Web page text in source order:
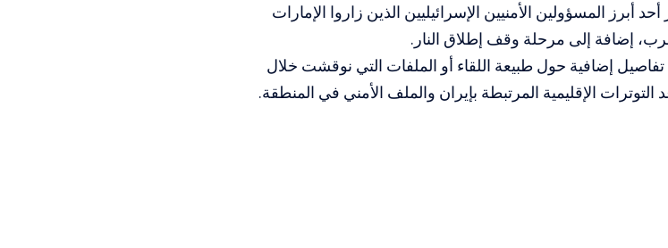
أبرز المسؤولين الأمنيين الإسرائيليين الذين زاروا الإمارات
إضافة إلى مرحلة وقف إطلاق النار.
إضافية حول طبيعة اللقاء أو الملفات التي نوقشت خلال
الإقليمية المرتبطة بإيران والملف الأمني في المنطقة.